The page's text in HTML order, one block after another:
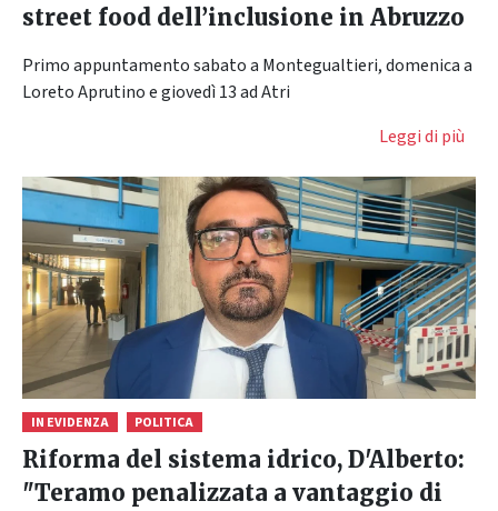
street food dell’inclusione in Abruzzo
Primo appuntamento sabato a Montegualtieri, domenica a
Loreto Aprutino e giovedì 13 ad Atri
Leggi di più
IN EVIDENZA POLITICA
Riforma del sistema idrico, D'Alberto:
"Teramo penalizzata a vantaggio di